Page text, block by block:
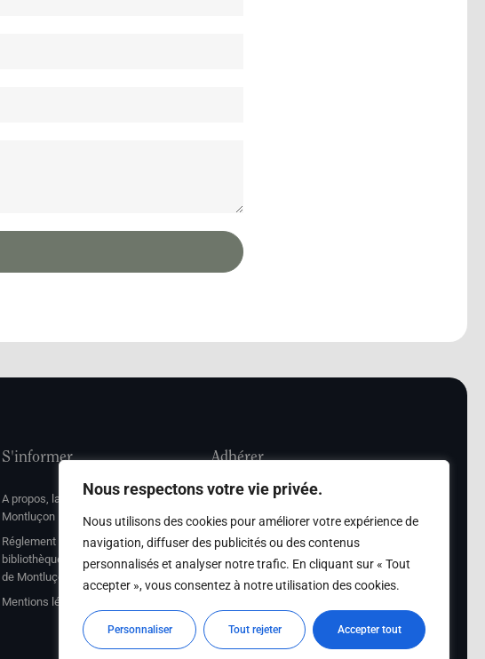
Nous respectons votre vie privée.
Nous utilisons des cookies pour améliorer votre expérience de
navigation, diffuser des publicités ou des contenus
personnalisés et analyser notre trafic. En cliquant sur « Tout
accepter », vous consentez à notre utilisation des cookies.
Personnaliser Tout rejeter Accepter tout
S'informer
A propos, la société Les Amis de
Montluçon
Réglement de consultation de la
bibliothèque et des archives des Amis
de Montluçon
Mentions légales
Adhérer
Adhésion